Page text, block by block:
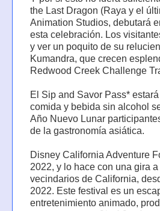
the Last Dragon (Raya y el
Animation Studios, debutará
esta celebración. Los
y ver un poquito de su
Kumandra, que crecen
Redwood Creek Challenge
El Sip and Savor Pass*
comida y bebida sin alcohol
Año Nuevo Lunar
de la gastronomía asiática.
Disney California Adventure
2022, y lo hace con una gira
vecindarios de California,
2022. Este festival es un
entretenimiento animado,